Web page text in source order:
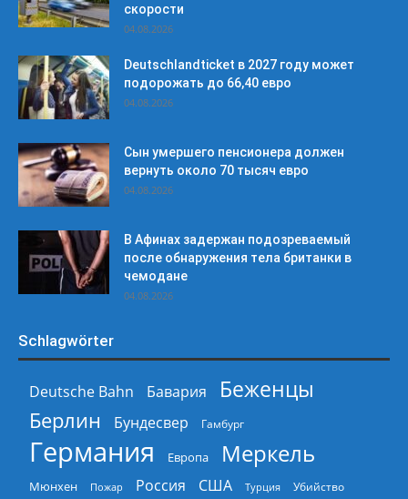
скорости
04.08.2026
Deutschlandticket в 2027 году может
подорожать до 66,40 евро
04.08.2026
Сын умершего пенсионера должен
вернуть около 70 тысяч евро
04.08.2026
В Афинах задержан подозреваемый
после обнаружения тела британки в
чемодане
04.08.2026
Schlagwörter
Deutsche Bahn Бавария
Беженцы
Берлин
Бундесвер Гамбург
Германия Европа Меркель
Мюнхен Пожар Россия США Турция Убийство